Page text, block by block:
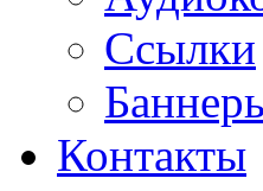
Ссылки
Контакты